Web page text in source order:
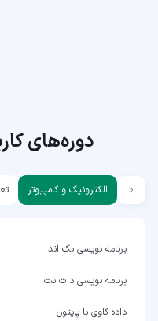
دوره‌های
الکترونیک و کامپیوتر
برنامه نویسی بک اند
برنامه نویسی دات نت
داده کاوی با پایتون